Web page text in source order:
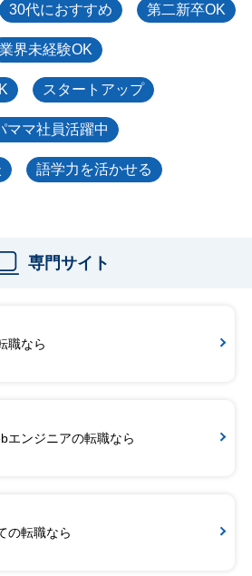
30代におすすめ 第二新卒OK
業界未経験OK
スタートアップ
ママ社員活躍中
語学力を活かせる
専門サイト
職なら
エンジニアの転職なら
の転職なら